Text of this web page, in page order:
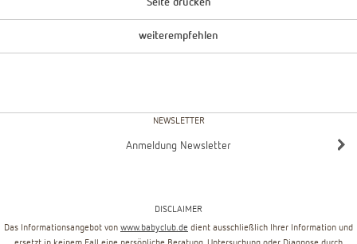
Seite drucken
weiterempfehlen
NEWSLETTER
Anmeldung Newsletter
DISCLAIMER
Das Informationsangebot von www.babyclub.de dient ausschließlich Ihrer Information und